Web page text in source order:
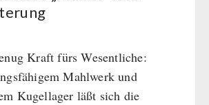
von Gusseisen
Kraft fürs Wesentliche:
Mahlwerk und
Kugellager läßt sich die